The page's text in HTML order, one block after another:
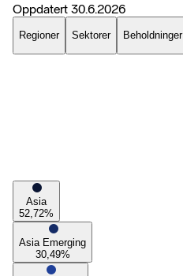
Oppdatert 30.6.2026
Regioner Sektorer Beholdninger
Asia
52,72%
Asia Emerging
30,49%